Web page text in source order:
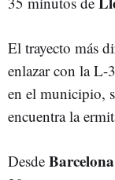
El trayecto más
enlazar con la L-
en el municipio,
encuentra la
Desde Barcelona